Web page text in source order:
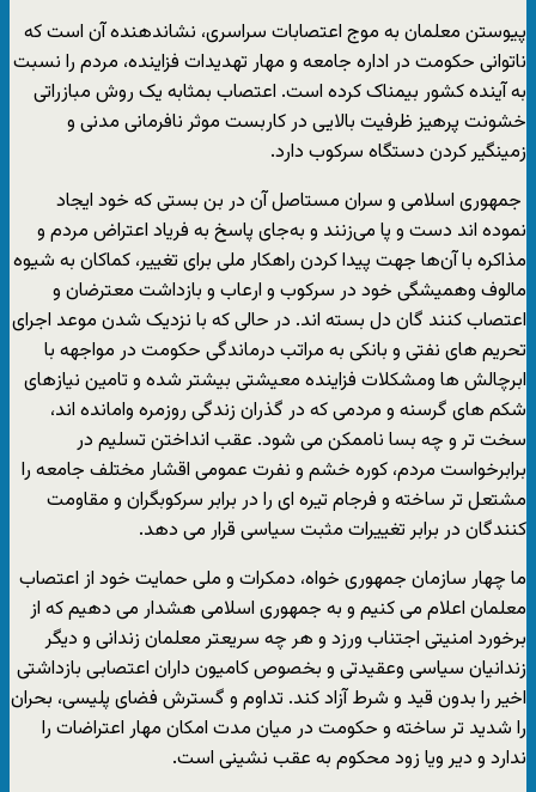
پیوستن معلمان به موج اعتصابات سراسری، نشاندهنده آن است که
ناتوانی حکومت در اداره جامعه و مهار تهدیدات فزاینده، مردم را نسبت
به آینده کشور بیمناک کرده است. اعتصاب بمثابه یک روش مبازراتی
خشونت پرهیز ظرفیت بالایی در کاربست موثر نافرمانی مدنی و
زمینگیر کردن دستگاه سرکوب دارد.
جمهوری اسلامی و سران مستاصل آن در بن بستی که خود ایجاد
نموده اند دست و پا می‌زنند و به‌جای پاسخ به فریاد اعتراض مردم و
مذاکره با آن‌ها جهت پیدا کردن راهکار ملی برای تغییر، کماکان به شیوه
مالوف وهمیشگی خود در سرکوب و ارعاب و بازداشت معترضان و
اعتصاب کنند گان دل بسته اند. در حالی که با نزدیک شدن موعد اجرای
تحریم های نفتی و بانکی به مراتب درماندگی حکومت در مواجهه با
ابرچالش ها ومشکلات فزاینده معیشتی بیشتر شده و تامین نیازهای
شکم های گرسنه و مردمی که در گذران زندگی روزمره وامانده اند،
سخت تر و چه بسا ناممکن می شود. عقب انداختن تسلیم در
برابرخواست مردم، کوره خشم و نفرت عمومی اقشار مختلف جامعه را
مشتعل تر ساخته و فرجام تیره ای را در برابر سرکوبگران و مقاومت
کنندگان در برابر تغییرات مثبت سیاسی قرار می دهد.
ما چهار سازمان جمهوری خواه، دمکرات و ملی حمایت خود از اعتصاب
معلمان اعلام می کنیم و به جمهوری اسلامی هشدار می دهیم که از
برخورد امنیتی اجتناب ورزد و هر چه سریعتر معلمان زندانی و دیگر
زندانیان سیاسی وعقیدتی و بخصوص کامیون داران اعتصابی بازداشتی
اخیر را بدون قید و شرط آزاد کند. تداوم و گسترش فضای پلیسی، بحران
را شدید تر ساخته و حکومت در میان مدت امکان مهار اعتراضات را
ندارد و دیر ویا زود محکوم به عقب نشینی است.